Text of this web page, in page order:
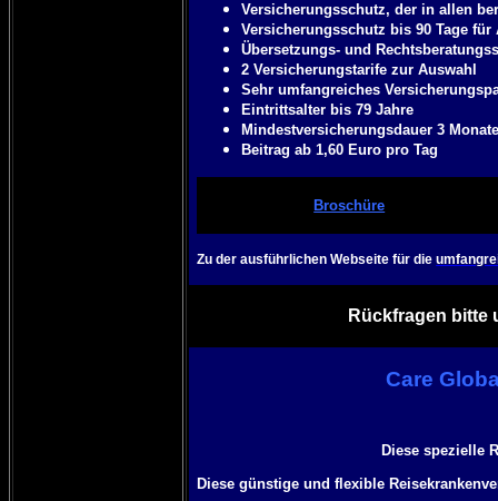
Versicherungsschutz, der in allen
Versicherungsschutz bis 90 Tage
Übersetzungs- und
2 Versicherungstarife zur Auswahl
Sehr umfangreiches
Eintrittsalter bis 79 Jahre
Mindestversicherungsdauer 3
Beitrag ab 1,60 Euro pro Tag
Broschüre
Zu der ausführlichen Webseite für die
Rückfragen bitte
Care
Diese spezielle
Diese günstige und flexible